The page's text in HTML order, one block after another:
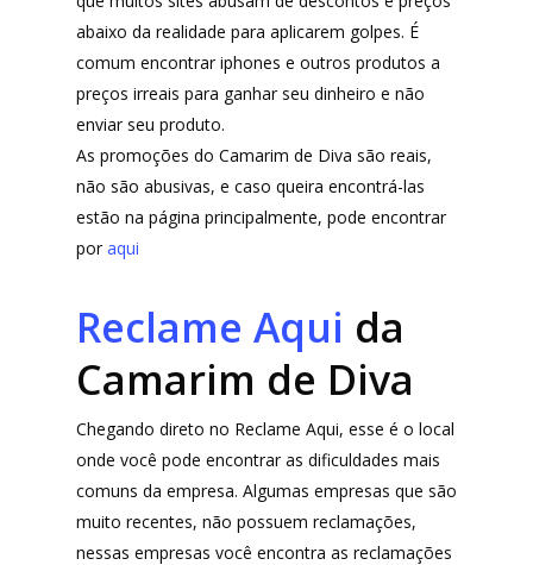
abaixo da realidade para aplicarem golpes. É
comum encontrar iphones e outros produtos a
preços irreais para ganhar seu dinheiro e não
enviar seu produto.
As promoções do Camarim de Diva são reais,
não são abusivas, e caso queira encontrá-las
estão na página principalmente, pode encontrar
por aqui
Reclame Aqui da
Camarim de Diva
Chegando direto no Reclame Aqui, esse é o local
onde você pode encontrar as dificuldades mais
comuns da empresa. Algumas empresas que são
muito recentes, não possuem reclamações,
nessas empresas você encontra as reclamações